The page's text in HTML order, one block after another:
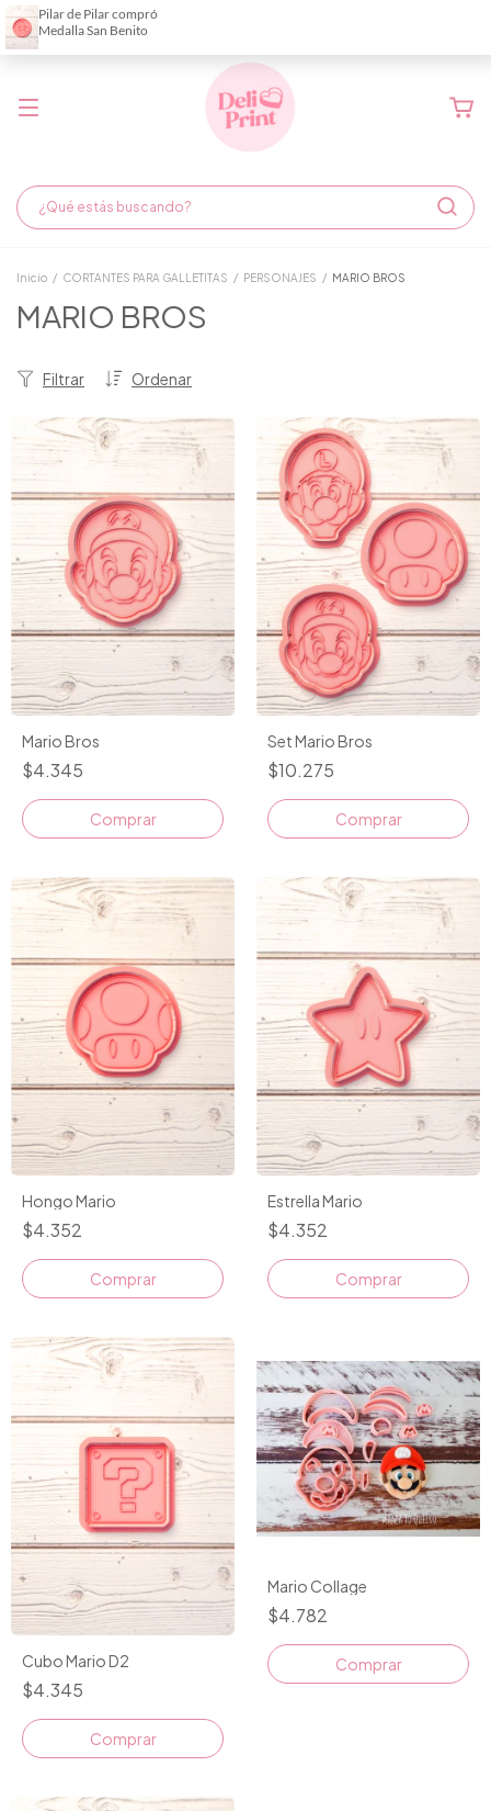
Demora de fabricación hasta 6 días hábiles
Inicio / CORTANTES PARA GALLETITAS / PERSONAJES / MARIO BROS
MARIO BROS
Ordenar
Filtrar
Mario Bros
$4.345
Comprar
Set Mario Bros
$10.275
Hongo Mario
$4.352
Comprar
Estrella Mario
$4.352
Comprar
Cubo Mario D2
$4.345
Comprar
Mario Collage
$4.782